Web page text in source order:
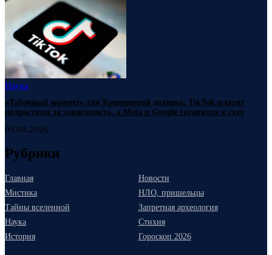
Наука
«Табачный момент» для Кремниевой долины: TikTok платит
подросткам за зависимость, а Meta и Google готовятся к суду
05.08.2026
Рубрики
Главная
Новости
Мистика
НЛО, пришельцы
Тайны вселенной
Запретная археология
Наука
Стихия
История
Гороскоп 2026